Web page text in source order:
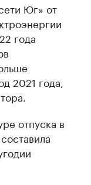
Юг» от
года
2021 года,
отпуска в